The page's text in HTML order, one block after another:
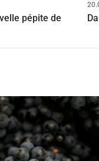
pépite de